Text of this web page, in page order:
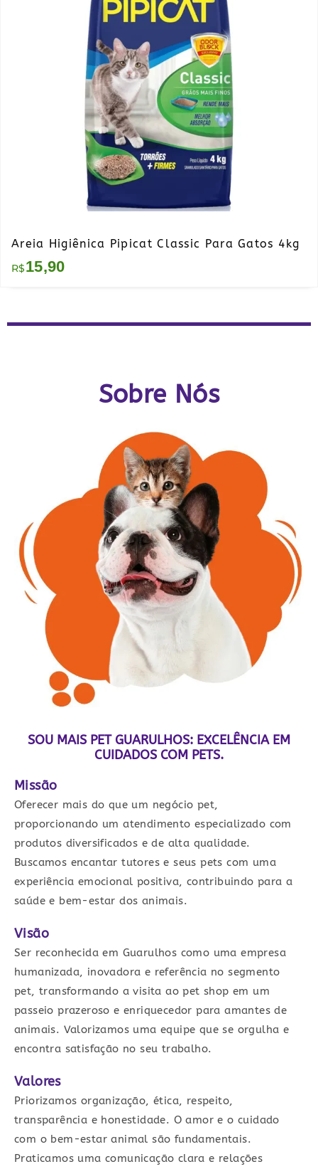
Areia Higiênica Pipicat Classic Para Gatos 4kg
R$15,90
Sobre Nós
SOU MAIS PET GUARULHOS: EXCELÊNCIA EM
CUIDADOS COM PETS.
Missão
Oferecer mais do que um negócio pet,
proporcionando um atendimento especializado com
produtos diversificados e de alta qualidade.
Buscamos encantar tutores e seus pets com uma
experiência emocional positiva, contribuindo para a
saúde e bem-estar dos animais.
Visão
Ser reconhecida em Guarulhos como uma empresa
humanizada, inovadora e referência no segmento
pet, transformando a visita ao pet shop em um
passeio prazeroso e enriquecedor para amantes de
animais. Valorizamos uma equipe que se orgulha e
encontra satisfação no seu trabalho.
Valores
Priorizamos organização, ética, respeito,
transparência e honestidade. O amor e o cuidado
com o bem-estar animal são fundamentais.
Praticamos uma comunicação clara e relações